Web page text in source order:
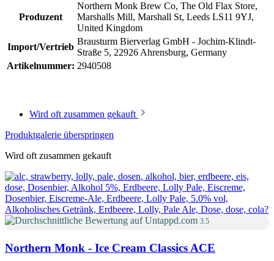
Produzent
Northern Monk Brew Co, The Old Flax Store,
Marshalls Mill, Marshall St, Leeds LS11 9YJ,
United Kingdom
Import/Vertrieb
Brausturm Bierverlag GmbH - Jochim-Klindt-
Straße 5, 22926 Ahrensburg, Germany
Artikelnummer: 2940508
Wird oft zusammen gekauft
Produktgalerie überspringen
Wird oft zusammen gekauft
3.5
Northern Monk - Ice Cream Classics ACE